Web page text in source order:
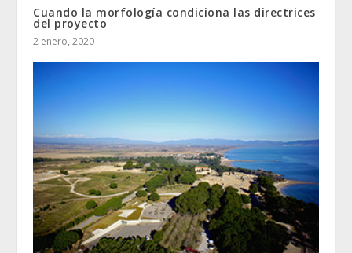
Cuando la morfología condiciona las directrices
del proyecto
2 enero, 2020